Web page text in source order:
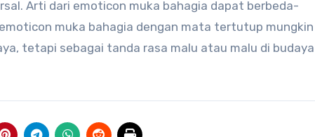
Arti dari emoticon muka bahagia dapat berbeda-
muka bahagia dengan mata tertutup mungkin
tetapi sebagai tanda rasa malu atau malu di budaya